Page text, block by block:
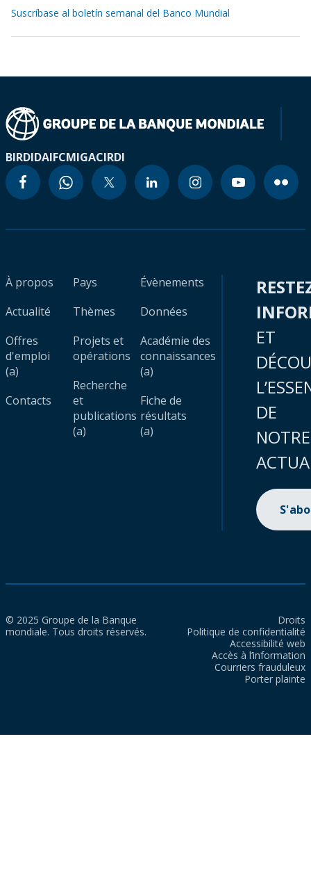
Suscríbase al boletín semanal del Banco Mundial
BIRDIDAIFCMIGACIRDI
À propos
Actualité
Offres
d'emploi
(a)
Contacts
Pays
Thèmes
Projets et
opérations
Recherche
et
publications
(a)
Évènements
Données
Académie des
connaissances
(a)
Fiche de
résultats
(a)
ET
DE
NOTRE
© 2025 Groupe de la Banque
mondiale. Tous droits réservés.
Droits
Politique de confidentialité
Accessibilité web
Accès à l’information
Courriers frauduleux
Porter plainte